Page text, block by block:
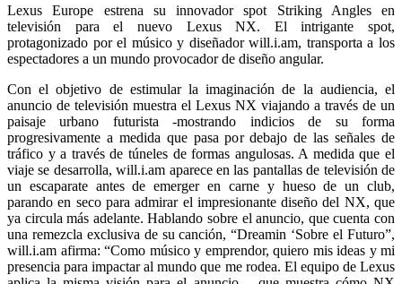
Lexus Europe estrena su innovador spot Striking Angles en
televisión para el nuevo Lexus NX. El intrigante spot,
protagonizado por el músico y diseñador will.i.am, transporta a los
espectadores a un mundo provocador de diseño angular.
Con el objetivo de estimular la imaginación de la audiencia, el
anuncio de televisión muestra el Lexus NX viajando a través de un
paisaje urbano futurista -mostrando indicios de su forma
progresivamente a medida que pasa por debajo de las señales de
tráfico y a través de túneles de formas angulosas. A medida que el
viaje se desarrolla, will.i.am aparece en las pantallas de televisión de
un escaparate antes de emerger en carne y hueso de un club,
parando en seco para admirar el impresionante diseño del NX, que
ya circula más adelante. Hablando sobre el anuncio, que cuenta con
una remezcla exclusiva de su canción, “Dreamin ‘Sobre el Futuro”,
will.i.am afirma: “Como músico y emprendor, quiero mis ideas y mi
presencia para impactar al mundo que me rodea. El equipo de Lexus